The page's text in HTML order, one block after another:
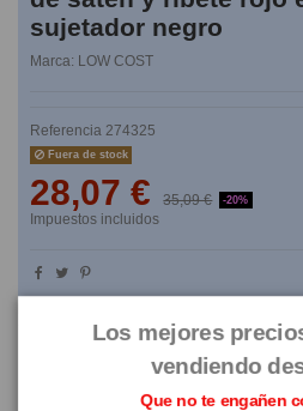
sujetador negro
Marca: LOW COST
Referencia 274325
Fuera de stock
28,07 € 35,09 € -20%
Impuestos incluidos
Los mejores
vendiendo
Que no te engañen